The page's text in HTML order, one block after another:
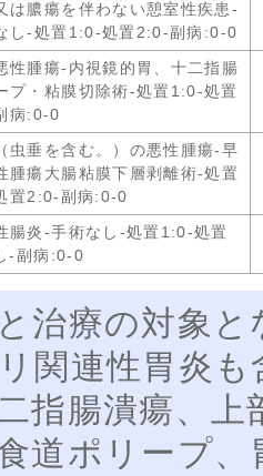
は膿瘍を伴わない憩室性疾患-
し-処置1:0-処置2:0-副病:0-0
性腫瘍-内視鏡的胃、十二指腸
プ・粘膜切除術-処置1:0-処置
病:0-0
虫垂を含む。）の悪性腫瘍-早
腫瘍大腸粘膜下層剥離術-処置
置2:0-副病:0-0
腸炎-手術なし-処置1:0-処置
-副病:0-0
治療の対象
関連性胃炎
指腸潰瘍、
道ポリープ